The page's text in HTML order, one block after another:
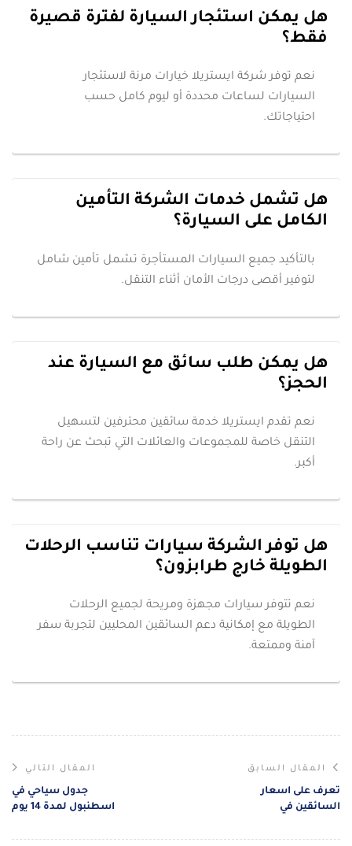
هل يمكن استئجار السيارة لفترة قصيرة
فقط؟
نعم توفر شركة ايستريلا خيارات مرنة لاستئجار
السيارات لساعات محددة أو ليوم كامل حسب
احتياجاتك.
هل تشمل خدمات الشركة التأمين
الكامل على السيارة؟
بالتأكيد جميع السيارات المستأجرة تشمل تأمين شامل
لتوفير أقصى درجات الأمان أثناء التنقل.
هل يمكن طلب سائق مع السيارة عند
الحجز؟
نعم تقدم ايستريلا خدمة سائقين محترفين لتسهيل
التنقل خاصة للمجموعات والعائلات التي تبحث عن راحة
أكبر.
هل توفر الشركة سيارات تناسب الرحلات
الطويلة خارج طرابزون؟
نعم تتوفر سيارات مجهزة ومريحة لجميع الرحلات
الطويلة مع إمكانية دعم السائقين المحليين لتجربة سفر
آمنة وممتعة.
المقال السابق
تعرف على اسعار
السائقين في
السائق الخاص
المقال التالي
جدول سياحي في
اسطنبول لمدة 14 يوم
والمعالم